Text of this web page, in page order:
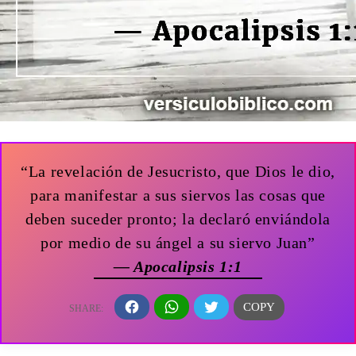
“La revelación de Jesucristo, que Dios le dio,
para manifestar a sus siervos las cosas que
deben suceder pronto; la declaró enviándola
por medio de su ángel a su siervo Juan”
— Apocalipsis 1:1